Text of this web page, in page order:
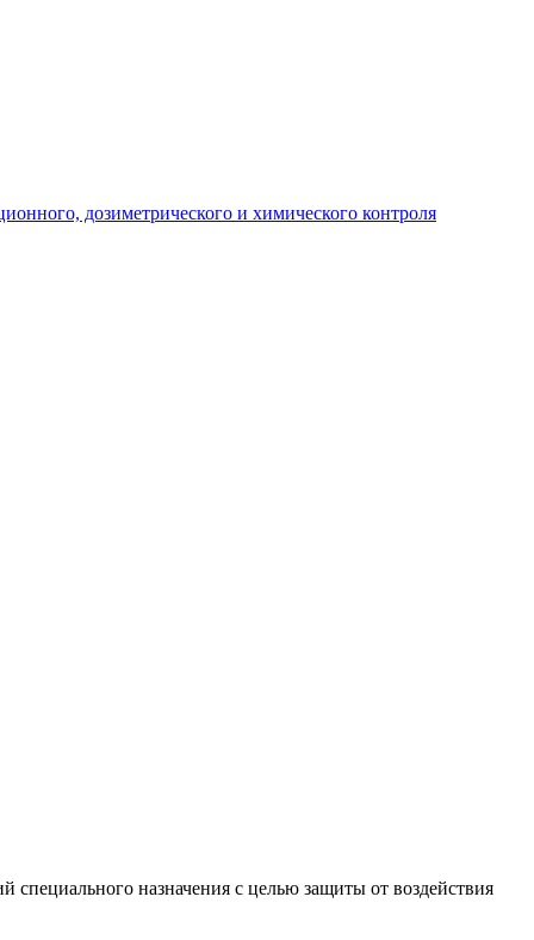
дозиметрического и химического контроля
назначения с целью защиты от воздействия